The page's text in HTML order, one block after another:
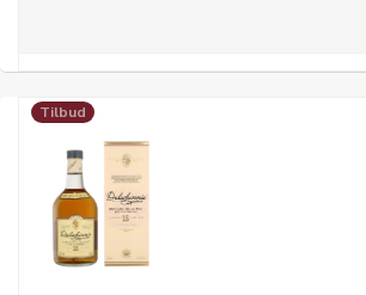
Tilbud